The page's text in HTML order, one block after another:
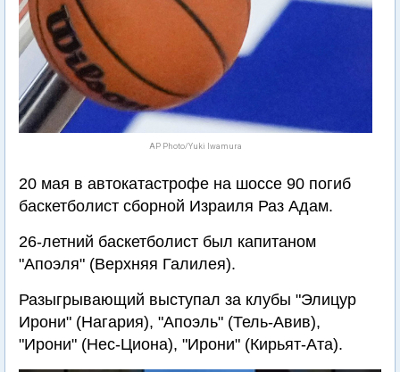
AP Photo/Yuki Iwamura
20 мая в автокатастрофе на шоссе 90 погиб
баскетболист сборной Израиля Раз Адам.
26-летний баскетболист был капитаном
"Апоэля" (Верхняя Галилея).
Разыгрывающий выступал за клубы "Элицур
Ирони" (Нагария), "Апоэль" (Тель-Авив),
"Ирони" (Нес-Циона), "Ирони" (Кирьят-Ата).